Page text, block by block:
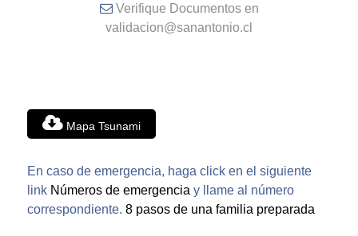
Verifique Documentos en
validacion@sanantonio.cl
Mapa Tsunami
En caso de emergencia, haga click en el siguiente
link Números de emergencia y llame al número
correspondiente. 8 pasos de una familia preparada